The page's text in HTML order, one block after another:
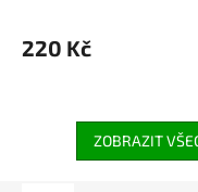
220 Kč
ZOBRAZIT